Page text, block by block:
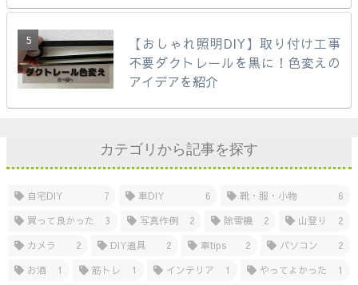
【おしゃれ照明DIY】取り付け工事
不要ダクトレールを黒に！色変えの
アイデアを紹介
カテゴリから記事を探す
自宅DIY 7 車DIY 6 靴・服・小物
6
買って良かった
3 写真作例 2 除雪機 2 山登り
2
カメラ
2 DIY道具 2 車tips 2 パソコン
2
お酒
1 筋トレ 1 インテリア 1 やってよかった 1